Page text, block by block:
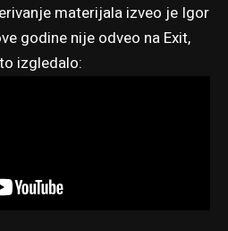
materijala izveo je Igor
godine nije odveo na Exit,
izgledalo: